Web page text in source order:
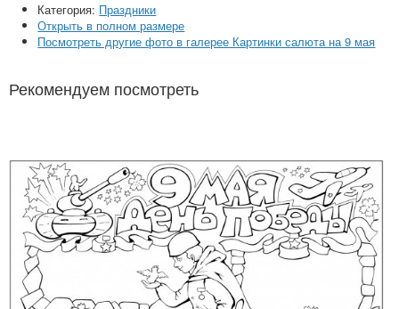
Категория: Праздники
Открыть в полном размере
Посмотреть другие фото в галерее Картинки салюта на 9 мая
Рекомендуем посмотреть